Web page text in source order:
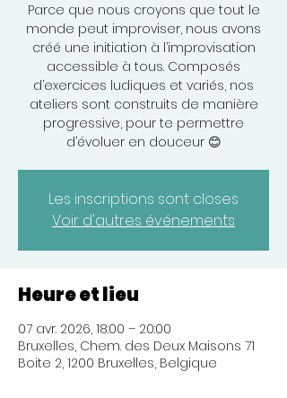
Parce que nous croyons que tout le
monde peut improviser, nous avons
créé une initiation à l’improvisation
accessible à tous. Composés
d’exercices ludiques et variés, nos
ateliers sont construits de manière
progressive, pour te permettre
d’évoluer en douceur 😊
Les inscriptions sont closes
Voir d'autres événements
Heure et lieu
07 avr. 2026, 18:00 – 20:00
Bruxelles, Chem. des Deux Maisons 71
Boite 2, 1200 Bruxelles, Belgique